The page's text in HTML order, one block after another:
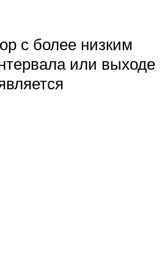
с более низким
или выходе